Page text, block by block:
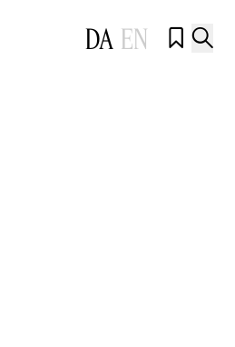
DA EN  